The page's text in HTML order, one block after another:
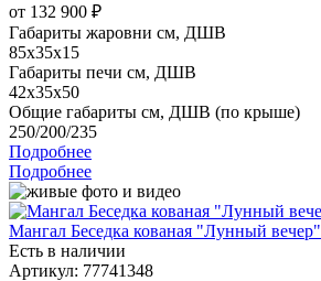
от 132 900 ₽
Габариты жаровни см, ДШВ
85x35x15
Габариты печи см, ДШВ
42x35x50
Общие габариты см, ДШВ (по крыше)
250/200/235
Подробнее
Подробнее
Мангал Беседка кованая "Лунный вечер"
Есть в наличии
Артикул: 77741348